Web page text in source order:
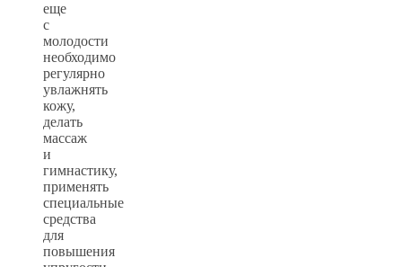
еще
с
молодости
необходимо
регулярно
увлажнять
кожу,
делать
массаж
и
гимнастику,
применять
специальные
средства
для
повышения